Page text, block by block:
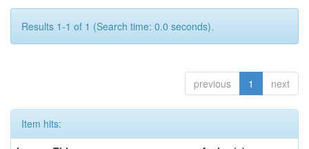
Results 1-1 of 1 (Search time: 0.0 seconds).
previous 1 next
Item hits: